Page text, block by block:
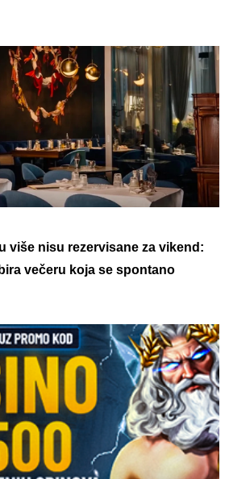
više nisu rezervisane za vikend:
večeru koja se spontano